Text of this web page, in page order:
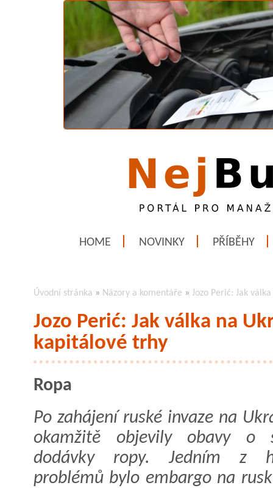
HOME NOVINKY PŘÍBĚHY
Úvodní stránka » Názory a komentáře » Jozo Perić: Jak
Jozo Perić: Jak válka na
kapitálové trhy
Ropa
Po zahájení ruské invaze na
okamžitě objevily obavy o
dodávky ropy. Jedním z
problémů bylo embargo na